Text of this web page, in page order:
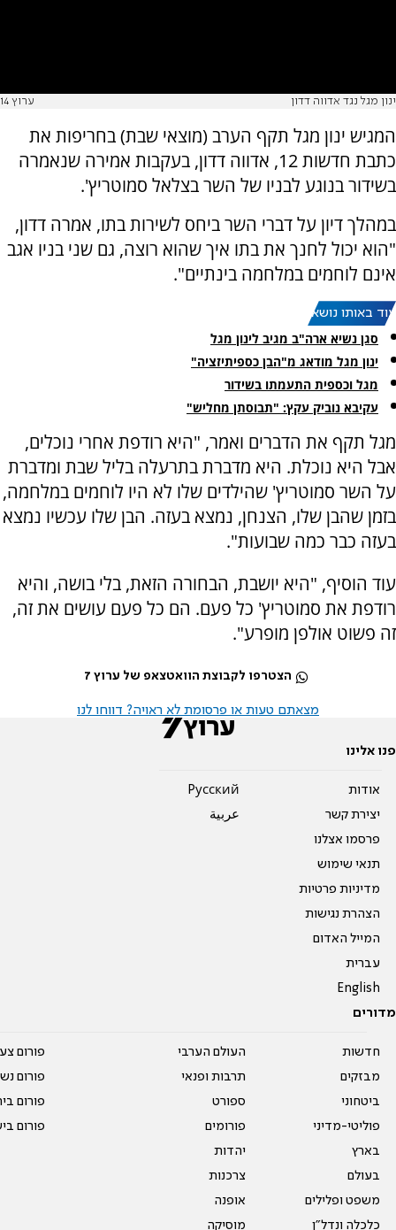
ינון מגל נגד אדווה דדון ערוץ 14
המגיש ינון מגל תקף הערב (מוצאי שבת) בחריפות את
כתבת חדשות 12, אדווה דדון, בעקבות אמירה שנאמרה
בשידור בנוגע לבניו של השר בצלאל סמוטריץ'.
במהלך דיון על דברי השר ביחס לשירות בתו, אמרה דדון,
"הוא יכול לחנך את בתו איך שהוא רוצה, גם שני בניו אגב
אינם לוחמים במלחמה בינתיים".
עוד באותו נושא:
סגן נשיא ארה"ב מגיב לינון מגל
ינון מגל מודאג מ"הבן כספיתיזציה"
מגל וכספית התעמתו בשידור
עקיבא נוביק עקץ: "תבוסתן מחליש"
מגל תקף את הדברים ואמר, "היא רודפת אחרי נוכלים,
אבל היא נוכלת. היא מדברת בתרעלה בליל שבת ומדברת
על השר סמוטריץ' שהילדים שלו לא היו לוחמים במלחמה,
בזמן שהבן שלו, הצנחן, נמצא בעזה. הבן שלו עכשיו נמצא
בעזה כבר כמה שבועות".
עוד הוסיף, "היא יושבת, הבחורה הזאת, בלי בושה, והיא
רודפת את סמוטריץ' כל פעם. הם כל פעם עושים את זה,
זה פשוט אולפן מופרע".
הצטרפו לקבוצת הוואטצאפ של ערוץ 7
מצאתם טעות או פרסומת לא ראויה? דווחו לנו
פנו אלינו
אודות
יצירת קשר
פרסמו אצלנו
תנאי שימוש
מדיניות פרטיות
הצהרת נגישות
המייל האדום
עברית
English
Pусский
عربية
מדורים
חדשות
מבזקים
ביטחוני
פוליטי-מדיני
בארץ
בעולם
משפט ופלילים
כלכלה ונדל"ן
העולם הערבי
תרבות ופנאי
ספורט
פורומים
יהדות
צרכנות
אופנה
מוסיקה
פורום
פורום
פורום
פורום